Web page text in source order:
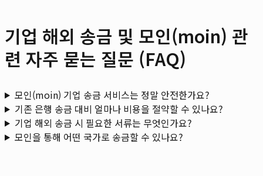
기업 해외 송금 및 모인(moin) 관
련 자주 묻는 질문 (FAQ)
모인(moin) 기업 송금 서비스는 정말 안전한가요?
기존 은행 송금 대비 얼마나 비용을 절약할 수 있나요?
기업 해외 송금 시 필요한 서류는 무엇인가요?
모인을 통해 어떤 국가로 송금할 수 있나요?